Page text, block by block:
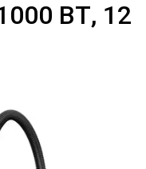
ВТ, 12